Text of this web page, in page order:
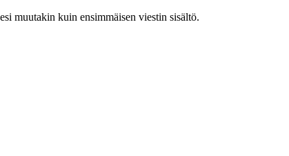
muutakin kuin ensimmäisen viestin sisältö.